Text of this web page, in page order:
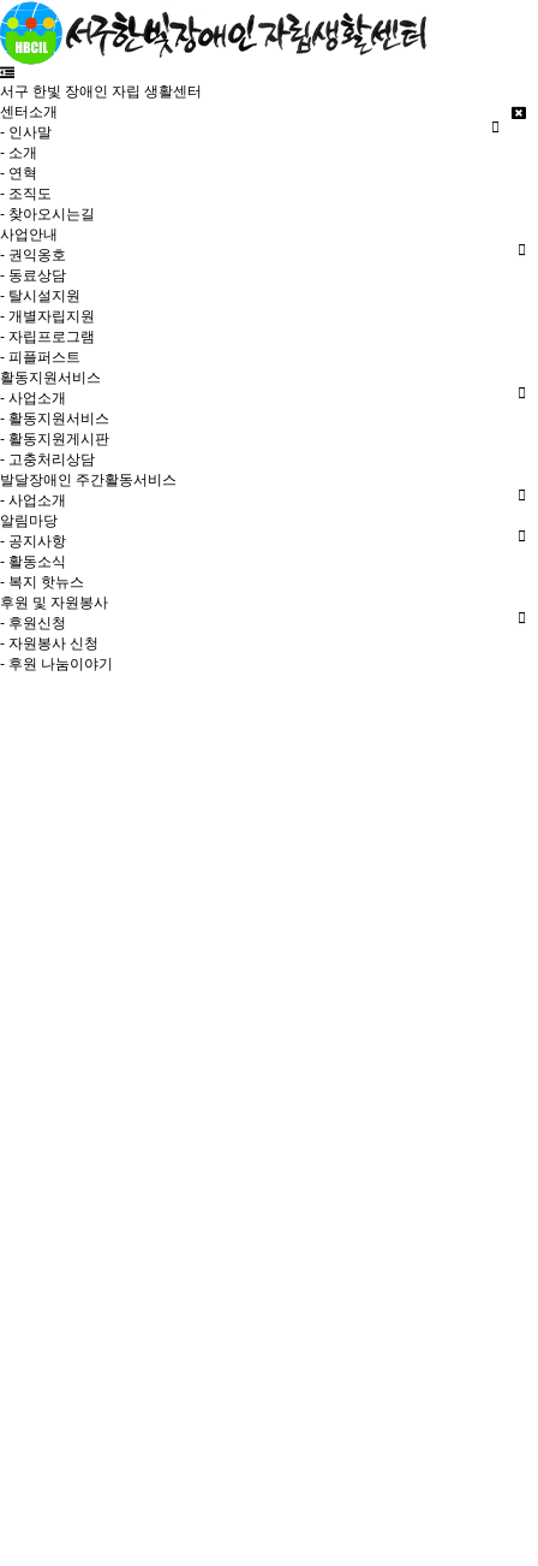
서구 한빛 장애인 자립 생활센터
센터소개
- 인사말
- 소개
- 연혁
- 조직도
- 찾아오시는길
사업안내
- 권익옹호
- 동료상담
- 탈시설지원
- 개별자립지원
- 자립프로그램
- 피플퍼스트
활동지원서비스
- 사업소개
- 활동지원서비스
- 활동지원게시판
- 고충처리상담
발달장애인 주간활동서비스
- 사업소개
알림마당
- 공지사항
- 활동소식
- 복지 핫뉴스
후원 및 자원봉사
- 후원신청
- 자원봉사 신청
- 후원 나눔이야기